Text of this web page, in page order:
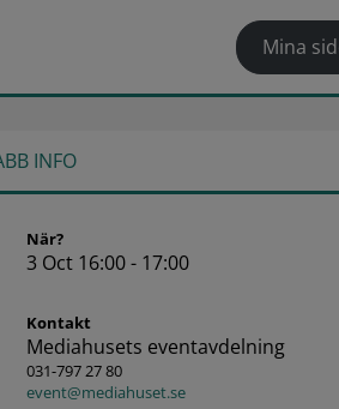
Mina
INFO
När?
3 Oct 16:00 - 17:00
Kontakt
Mediahusets eventavdelning
031-797 27 80
event@mediahuset.se